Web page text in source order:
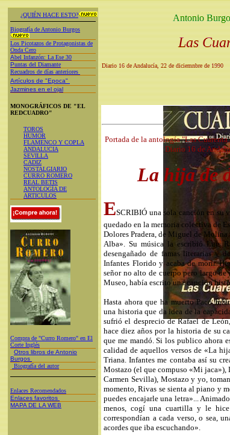
¿QUIÉN HACE ESTO?
Biografía de Antonio Burgos
Los Picotazos de Protagonistas de
Onda Cero
Abel Infanzón: La Ese 30
Puntas del Diamante
Recuadros de días anteriores
Artículos de "Epoca"
Jazmines en el ojal
MONOGRÁFICOS DE "EL
REDCUADRO"
TOROS
HUMOR
FLAMENCO Y COPLA
ANDALUCIA
SEVILLA
CADIZ
NOSTALGIARIO
CURRO ROMERO
REAL BETIS
ANTOLOGÍA DE
ARTICULOS
Compra de "Curro Romero" en El
Corte Inglés
Otros libros de Antonio
Burgos
Biografía del autor
Enlaces Recomendados
Enlaces favoritos
MAPA DE LA WEB
Antonio
Las
Diario 16 de Andalucía, 22 de diciemnbre de 1990
Portada de la antología "Las
Diario 16 de
La hija de
ESCRIBIÓ una sola canción en su
quedado en la memoria colectiva de
Dolores Pradera, de Miguel de
Alba». Su música la escribió Luis
desengañado de famas literarias y
Infantes Florido y acaba de morir.
señor no alto de cuerpo pero largo
Museo, había escrito una canción
Hasta ahora que ha muerto Paco
una historia que da idea de la
sufrió el desprecio de Rafael de
hace diez años por la historia de su
que me mandó. Si los publico ahora
calidad de aquellos versos de «La
Triana. Infantes me contaba así su
Mostazo (el que compuso «Mi
Carmen Sevilla), Mostazo y yo,
momento, Rivas se sienta al piano y
puedes encajarle una letra»...
menos, cogí una cuartilla y le
correspondían a cada verso, o sea,
acordes que iba escuchando».